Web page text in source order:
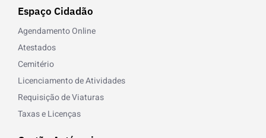
Espaço Cidadão
Agendamento Online
Atestados
Cemitério
Licenciamento de Atividades
Requisição de Viaturas
Taxas e Licenças